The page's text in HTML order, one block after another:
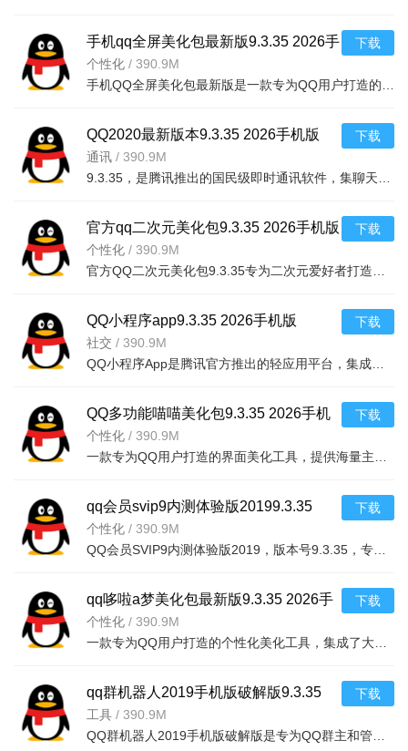
手机qq全屏美化包最新版9.3.35 2026手
机版
个性化 / 390.9M
下载
QQ2020最新版本9.3.35 2026手机版
通讯 / 390.9M
下载
官方qq二次元美化包9.3.35 2026手机版
二次元美化包
个性化 / 390.9M
下载
QQ小程序app9.3.35 2026手机版
社交 / 390.9M
下载
QQ多功能喵喵美化包9.3.35 2026手机
美化版
个性化 / 390.9M
下载
qq会员svip9内测体验版20199.3.35
2026手机版
个性化 / 390.9M
下载
qq哆啦a梦美化包最新版9.3.35 2026手
机版
个性化 / 390.9M
下载
qq群机器人2019手机版破解版9.3.35
2026手机版
工具 / 390.9M
下载